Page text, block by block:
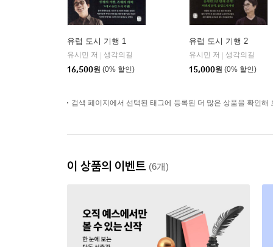
유럽 도시 기행 1
유시민 저 | 생각의길
16,500원 (0% 할인)
유럽 도시 기행 2
유시민 저 | 생각의길
15,000원 (0% 할인)
검색 페이지에서 선택된 태그에 등록된 더 많은 상품을 확인해
이 상품의 이벤트 (6개)